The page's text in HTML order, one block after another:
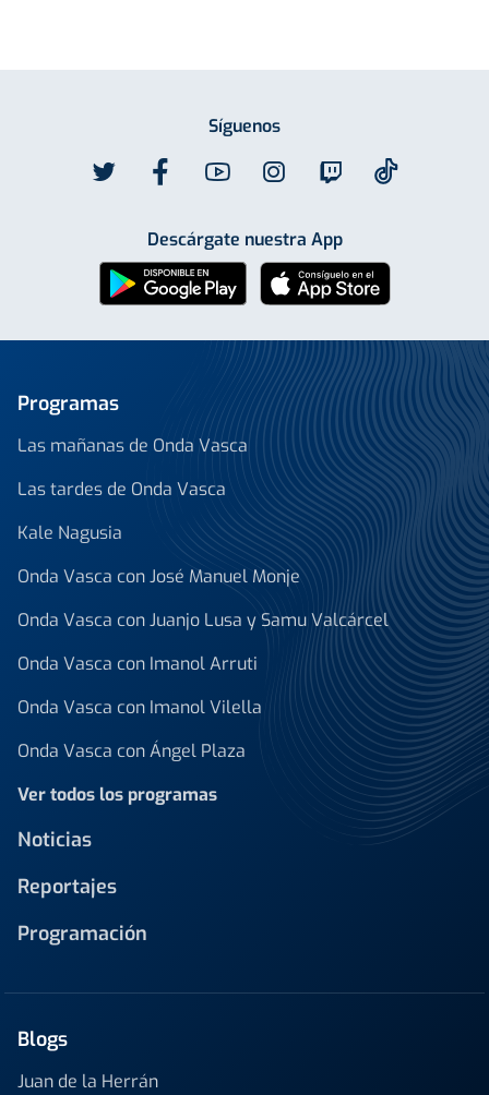
Síguenos
Descárgate nuestra App
Programas
Las mañanas de Onda Vasca
Las tardes de Onda Vasca
Kale Nagusia
Onda Vasca con José Manuel Monje
Onda Vasca con Juanjo Lusa y Samu Valcárcel
Onda Vasca con Imanol Arruti
Onda Vasca con Imanol Vilella
Onda Vasca con Ángel Plaza
Ver todos los programas
Noticias
Reportajes
Programación
Blogs
Juan de la Herrán